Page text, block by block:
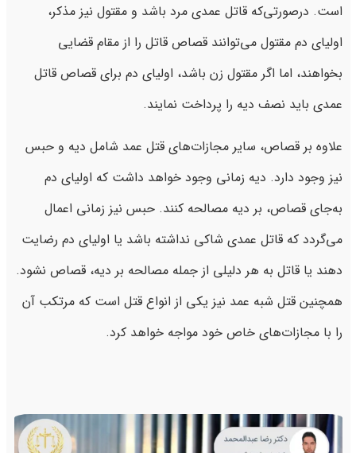
است. درصورتی‌که قاتل عمدی مرد باشد و مقتول نیز مذکر،
اولیای دم مقتول می‌توانند قصاص قاتل را از مقام قضایی
بخواهند، اما اگر مقتول زن باشد، اولیای دم برای قصاص قاتل
عمدی باید نصف دیه را پرداخت نمایند.
علاوه بر قصاص، سایر مجازات‌های قتل عمد شامل دیه و حبس
نیز وجود دارد. دیه زمانی وجود خواهد داشت که اولیای دم
به‌جای قصاص، بر دیه مصالحه کنند. حبس نیز زمانی اعمال
می‌گردد که قاتل عمدی شاکی نداشته باشد یا اولیای دم رضایت
دهند یا قاتل به هر دلیلی از جمله مصالحه بر دیه، قصاص نشود.
همچنین قتل شبه عمد نیز یکی از انواع قتل است که مرتکب آن
را با مجازات‌های خاص خود مواجه خواهد کرد.